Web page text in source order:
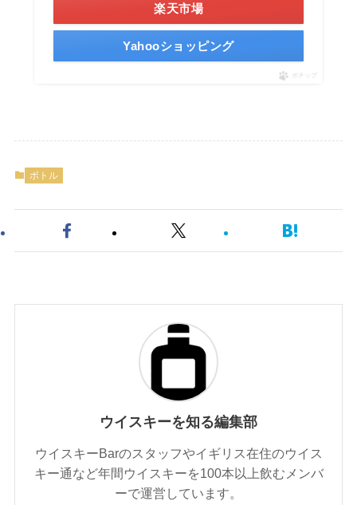
楽天市場
Yahooショッピング
ポチップ
ボトル
ウイスキーを知る編集部
ウイスキーBarのスタッフやイギリス在住のウイス
キー通など年間ウイスキーを100本以上飲むメンバ
ーで運営しています。